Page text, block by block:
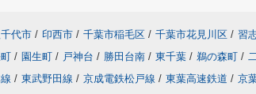
代市 / 印西市 / 千葉市稲毛区 / 千葉市花見川区 / 習
/ 園生町 / 戸神台 / 勝田台南 / 東千葉 / 鵜の森町 /
/ 東武野田線 / 京成電鉄松戸線 / 東葉高速鉄道 / 京